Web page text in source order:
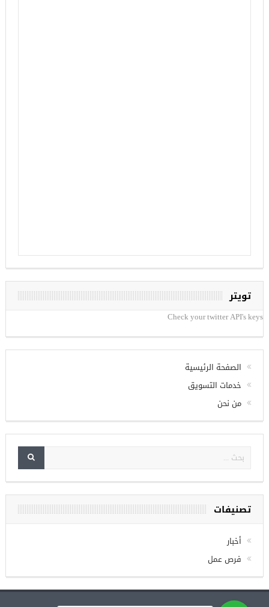
تويتر
Check your twitter API's keys
الصفحة الرئيسية
من نحن
تصنيفات
أخبار